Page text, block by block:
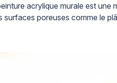
acrylique murale est
poreuses comme le
[…]